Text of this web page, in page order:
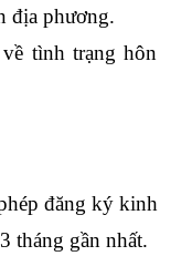
địa phương.
tình trạng hôn
đăng ký kinh
tháng gần nhất.